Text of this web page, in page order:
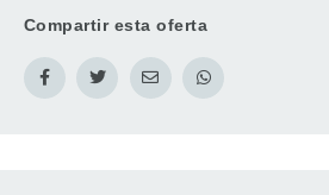
Compartir esta oferta